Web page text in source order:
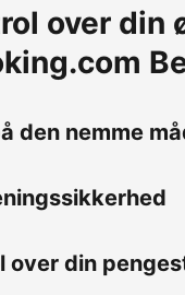
over din
den nemme
over din